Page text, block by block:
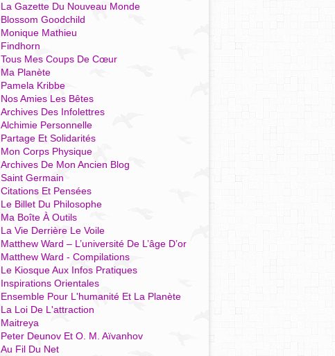
La Gazette Du Nouveau Monde
Blossom Goodchild
Monique Mathieu
Findhorn
Tous Mes Coups De Cœur
Ma Planète
Pamela Kribbe
Nos Amies Les Bêtes
Archives Des Infolettres
Alchimie Personnelle
Partage Et Solidarités
Mon Corps Physique
Archives De Mon Ancien Blog
Saint Germain
Citations Et Pensées
Le Billet Du Philosophe
Ma Boîte À Outils
La Vie Derrière Le Voile
Matthew Ward – L’université De L’âge D’or
Matthew Ward - Compilations
Le Kiosque Aux Infos Pratiques
Inspirations Orientales
Ensemble Pour L'humanité Et La Planète
La Loi De L'attraction
Maitreya
Peter Deunov Et O. M. Aïvanhov
Au Fil Du Net